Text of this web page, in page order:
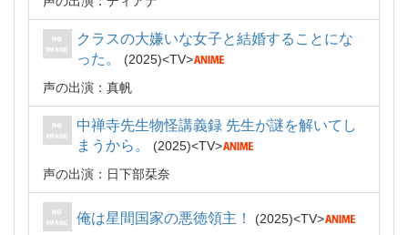
クラスの大嫌いな女子と結婚することにな
った。
2025
TV
声の出演：真帆
中禅寺先生物怪講義録 先生が謎を解いてし
まうから。
2025
TV
声の出演：日下部栞奈
俺は星間国家の悪徳領主！ 2025 TV